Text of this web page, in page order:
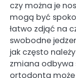
czy można je
mogą być
łatwo zdjąć na
swobodne
jak często
zmiana odbywa
ortodonta